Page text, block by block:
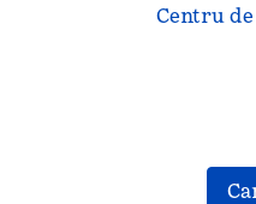
Centru